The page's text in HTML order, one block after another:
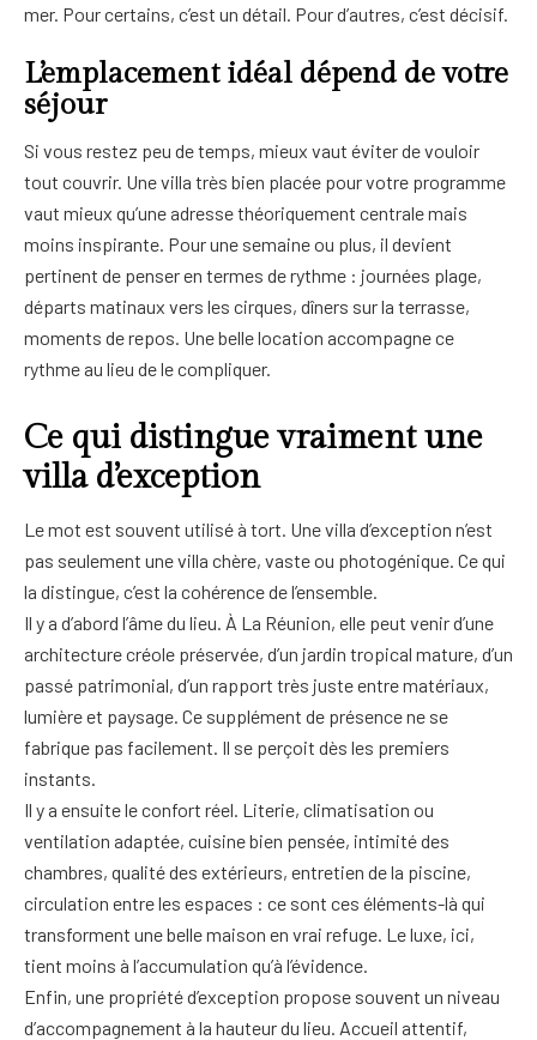
mer. Pour certains, c’est un détail. Pour d’autres, c’est décisif.
L’emplacement idéal dépend de votre
séjour
Si vous restez peu de temps, mieux vaut éviter de vouloir
tout couvrir. Une villa très bien placée pour votre programme
vaut mieux qu’une adresse théoriquement centrale mais
moins inspirante. Pour une semaine ou plus, il devient
pertinent de penser en termes de rythme : journées plage,
départs matinaux vers les cirques, dîners sur la terrasse,
moments de repos. Une belle location accompagne ce
rythme au lieu de le compliquer.
Ce qui distingue vraiment une
villa d’exception
Le mot est souvent utilisé à tort. Une villa d’exception n’est
pas seulement une villa chère, vaste ou photogénique. Ce qui
la distingue, c’est la cohérence de l’ensemble.
Il y a d’abord l’âme du lieu. À La Réunion, elle peut venir d’une
architecture créole préservée, d’un jardin tropical mature, d’un
passé patrimonial, d’un rapport très juste entre matériaux,
lumière et paysage. Ce supplément de présence ne se
fabrique pas facilement. Il se perçoit dès les premiers
instants.
Il y a ensuite le confort réel. Literie, climatisation ou
ventilation adaptée, cuisine bien pensée, intimité des
chambres, qualité des extérieurs, entretien de la piscine,
circulation entre les espaces : ce sont ces éléments-là qui
transforment une belle maison en vrai refuge. Le luxe, ici,
tient moins à l’accumulation qu’à l’évidence.
Enfin, une propriété d’exception propose souvent un niveau
d’accompagnement à la hauteur du lieu. Accueil attentif,